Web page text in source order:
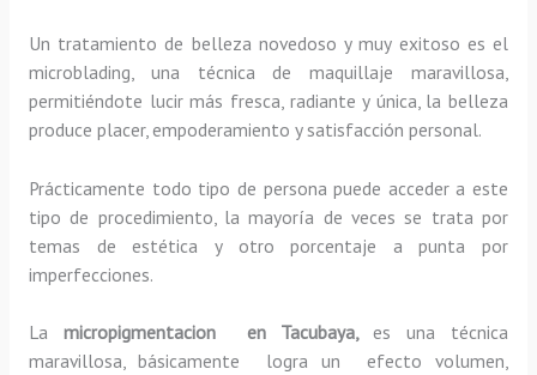
Un tratamiento de belleza novedoso y muy exitoso es el
microblading, una técnica de maquillaje maravillosa,
permitiéndote lucir más fresca, radiante y única, la belleza
produce placer, empoderamiento y satisfacción personal.
Prácticamente todo tipo de persona puede acceder a este
tipo de procedimiento, la mayoría de veces se trata por
temas de estética y otro porcentaje a punta por
imperfecciones.
La micropigmentacion en Tacubaya, es una técnica
maravillosa, básicamente
logra un efecto volumen,